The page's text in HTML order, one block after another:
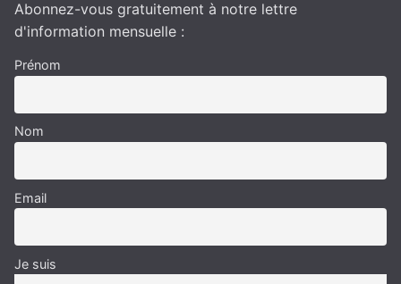
Abonnez-vous gratuitement à notre lettre
d'information mensuelle :
Prénom
Nom
Email
Je suis